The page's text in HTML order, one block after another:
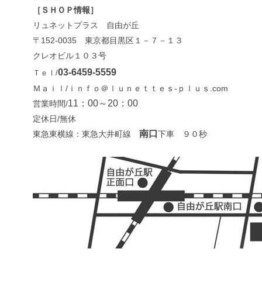
［ＳＨＯＰ情報］
リュネットプラス 自由が丘
〒152-0035 東京都目黒区１－７－１３
クレオビル１０３号
Ｔｅｌ/03-6459-5559
Ｍａｉｌ/ｉｎｆｏ＠ｌｕｎｅｔｔｅｓ-ｐｌｕｓ.com
営業時間/11：00～20：00
定休日/無休
東急東横線：東急大井町線 南口 下車 ９０秒